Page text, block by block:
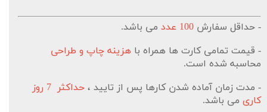
- حداقل سفارش 100 عدد
می باشد.
- قیمت تمامی کارت ها همراه با هزینه چاپ و طراحی
محاسبه شده است.
- مدت زمان آماده شدن کارها پس از تایید ،
حداکثر 7 روز
کاری می باشد.